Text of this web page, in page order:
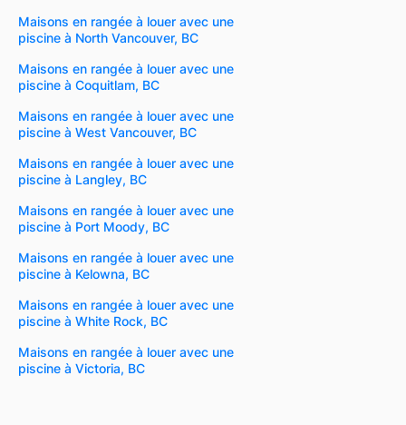
Maisons en rangée à louer avec une
piscine à North Vancouver, BC
Maisons en rangée à louer avec une
piscine à Coquitlam, BC
Maisons en rangée à louer avec une
piscine à West Vancouver, BC
Maisons en rangée à louer avec une
piscine à Langley, BC
Maisons en rangée à louer avec une
piscine à Port Moody, BC
Maisons en rangée à louer avec une
piscine à Kelowna, BC
Maisons en rangée à louer avec une
piscine à White Rock, BC
Maisons en rangée à louer avec une
piscine à Victoria, BC